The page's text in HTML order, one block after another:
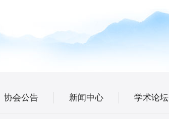
协会公告 新闻中心 学术论坛